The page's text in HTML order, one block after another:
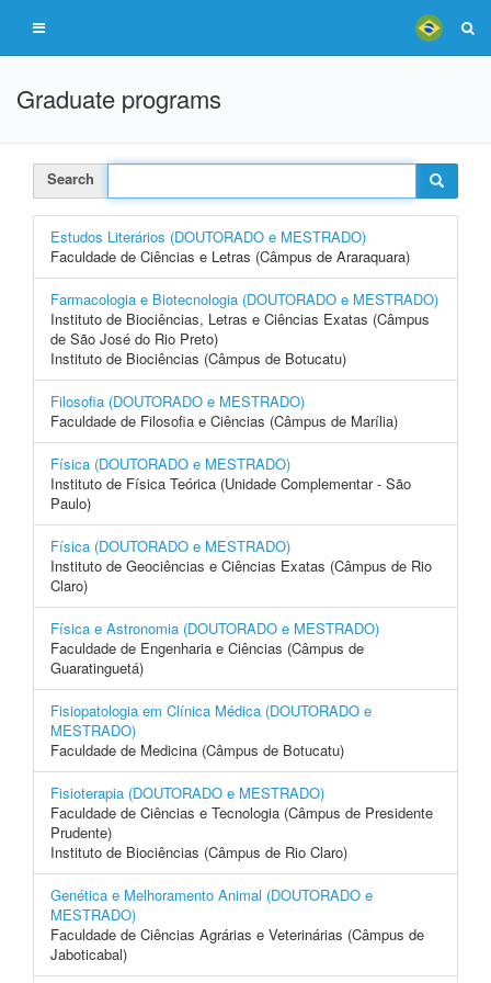
Graduate programs
Search
Estudos Literários (DOUTORADO e MESTRADO)
Faculdade de Ciências e Letras (Câmpus de Araraquara)
Farmacologia e Biotecnologia (DOUTORADO e MESTRADO)
Instituto de Biociências, Letras e Ciências Exatas (Câmpus
de São José do Rio Preto)
Instituto de Biociências (Câmpus de Botucatu)
Filosofia (DOUTORADO e MESTRADO)
Faculdade de Filosofia e Ciências (Câmpus de Marília)
Física (DOUTORADO e MESTRADO)
Instituto de Física Teórica (Unidade Complementar - São
Paulo)
Física (DOUTORADO e MESTRADO)
Instituto de Geociências e Ciências Exatas (Câmpus de Rio
Claro)
Física e Astronomia (DOUTORADO e MESTRADO)
Faculdade de Engenharia e Ciências (Câmpus de
Guaratinguetá)
Fisiopatologia em Clínica Médica (DOUTORADO e
MESTRADO)
Faculdade de Medicina (Câmpus de Botucatu)
Fisioterapia (DOUTORADO e MESTRADO)
Faculdade de Ciências e Tecnologia (Câmpus de Presidente
Prudente)
Instituto de Biociências (Câmpus de Rio Claro)
Genética e Melhoramento Animal (DOUTORADO e
MESTRADO)
Faculdade de Ciências Agrárias e Veterinárias (Câmpus de
Jaboticabal)